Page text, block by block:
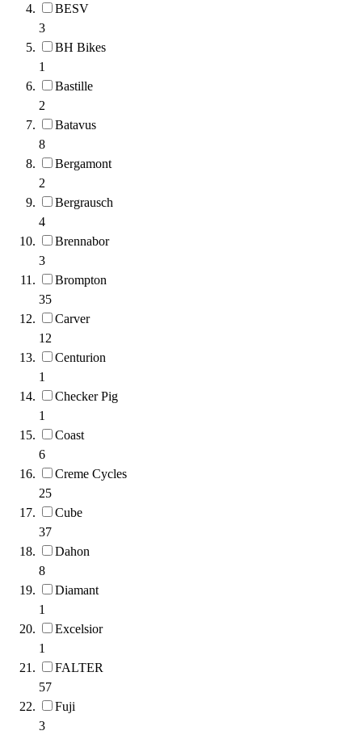
BESV
3
BH Bikes
1
Bastille
2
Batavus
8
Bergamont
2
Bergrausch
4
Brennabor
3
Brompton
35
Carver
12
Centurion
1
Checker Pig
1
Coast
6
Creme Cycles
25
Cube
37
Dahon
8
Diamant
1
Excelsior
1
FALTER
57
Fuji
3